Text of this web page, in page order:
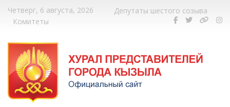
Четверг, 6 августа, 2026
Депутаты шестого созыва
Комитеты